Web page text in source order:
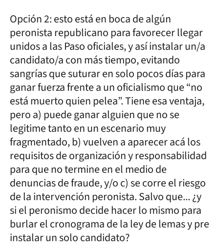
Opción 2: esto está en boca de algún
peronista republicano para favorecer llegar
unidos a las Paso oficiales, y así instalar un/a
candidato/a con más tiempo, evitando
sangrías que suturar en solo pocos días para
ganar fuerza frente a un oficialismo que “no
está muerto quien pelea”. Tiene esa ventaja,
pero a) puede ganar alguien que no se
legitime tanto en un escenario muy
fragmentado, b) vuelven a aparecer acá los
requisitos de organización y responsabilidad
para que no termine en el medio de
denuncias de fraude, y/o c) se corre el riesgo
de la intervención peronista. Salvo que... ¿y
si el peronismo decide hacer lo mismo para
burlar el cronograma de la ley de lemas y pre
instalar un solo candidato?